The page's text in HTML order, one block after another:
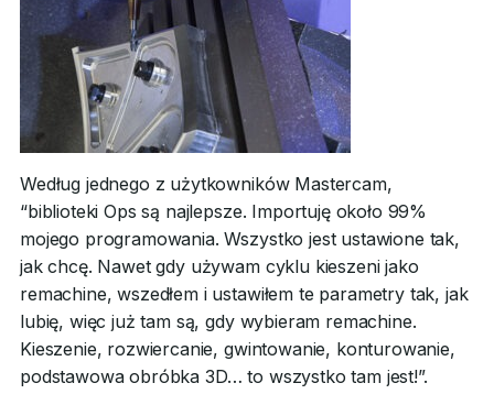
Według jednego z użytkowników Mastercam,
“biblioteki Ops są najlepsze. Importuję około 99%
mojego programowania. Wszystko jest ustawione tak,
jak chcę. Nawet gdy używam cyklu kieszeni jako
remachine, wszedłem i ustawiłem te parametry tak, jak
lubię, więc już tam są, gdy wybieram remachine.
Kieszenie, rozwiercanie, gwintowanie, konturowanie,
podstawowa obróbka 3D… to wszystko tam jest!”.